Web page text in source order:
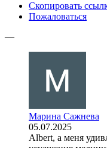
Скопировать
Пожаловаться
—
Марина Сажнева
05.07.2025
Albert, а меня